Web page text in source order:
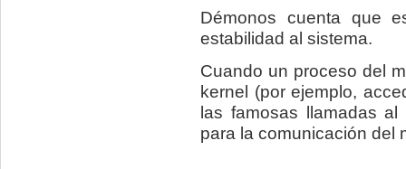
Démonos cuenta que
estabilidad al sistema.
Cuando un proceso del
kernel (por ejemplo,
las famosas llamadas
para la comunicación del